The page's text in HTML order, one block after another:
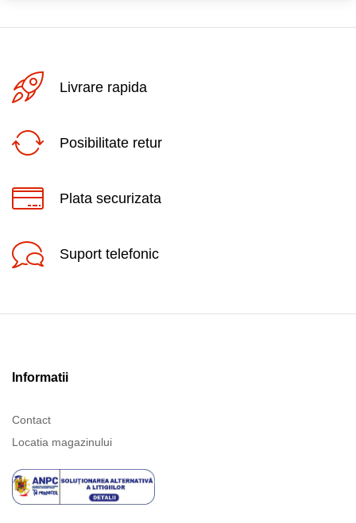
Livrare rapida
Posibilitate retur
Plata securizata
Suport telefonic
Informatii
Contact
Locatia magazinului